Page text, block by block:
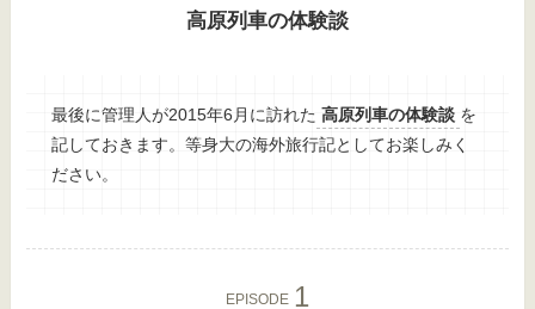
高原列車の体験談
最後に管理人が2015年6月に訪れた 高原列車の体験談 を
記しておきます。等身大の海外旅行記としてお楽しみく
ださい。
EPISODE